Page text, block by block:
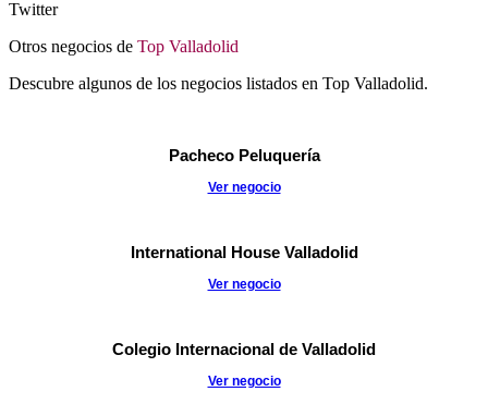
Twitter
Otros negocios de Top Valladolid
Descubre algunos de los negocios listados en Top Valladolid.
Pacheco Peluquería
Ver negocio
International House Valladolid
Ver negocio
Colegio Internacional de Valladolid
Ver negocio